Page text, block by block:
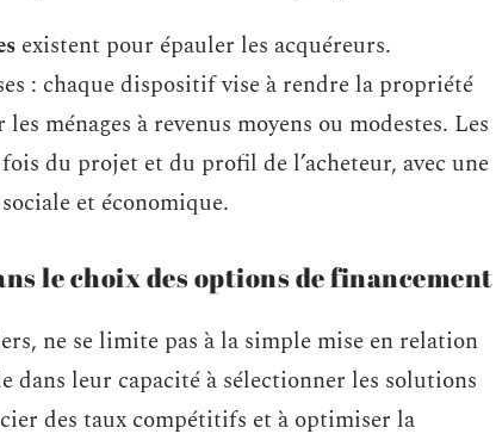
existent pour épauler les acquéreurs.
: chaque dispositif vise à rendre la propriété
ménages à revenus moyens ou modestes. Les
du projet et du profil de l’acheteur, avec une
et économique.
le choix des options de financement
ne se limite pas à la simple mise en relation
dans leur capacité à sélectionner les solutions
des taux compétitifs et à optimiser la